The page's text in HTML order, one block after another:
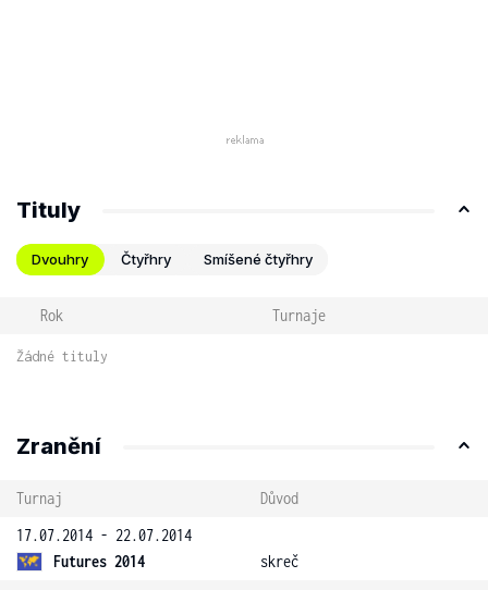
Tituly
Dvouhry Čtyřhry Smíšené čtyřhry
Rok Turnaje
Žádné tituly
Zranění
Turnaj
Důvod
17.07.2014 - 22.07.2014
Futures 2014
skreč